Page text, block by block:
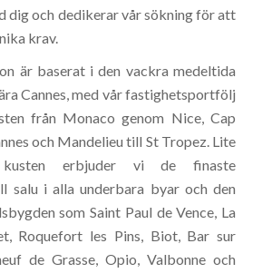
dig och dedikerar vår sökning för att
krav.
är baserat i den vackra medeltida
Cannes, med vår fastighetsportfölj
från Monaco genom Nice, Cap
och Mandelieu till St Tropez. Lite
erbjuder vi de finaste
salu i alla underbara byar och den
som Saint Paul de Vence, La
Roquefort les Pins, Biot, Bar sur
de Grasse, Opio, Valbonne och